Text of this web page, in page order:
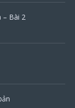
– Bài 2